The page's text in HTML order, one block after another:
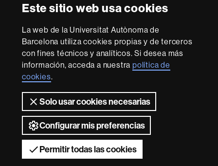
Este sitio web usa cookies
La web de la Universitat Autònoma de
Barcelona utiliza cookies propias y de terceros
con fines técnicos y analíticos. Si desea más
información, acceda a nuestrapolítica de
cookies.
Solo usar cookies necesarias
Configurar mis preferencias
Permitir todas las cookies
Sobre
esta
web Aviso legal Protección de datos Sobre el
web Accesibilidad web Mapa del web UAB
Somos una universidad líder que imparte una docencia
de calidad, diversificada, multidisciplinaria y flexible,
adecuada a las necesidades de la sociedad y adaptada a
los nuevos modelos de la Europa del conocimiento. La
UAB es reconocida internacionalmente por la calidad y el
carácter innovador de su investigación.
2026 Universitat Autònoma de Barcelona